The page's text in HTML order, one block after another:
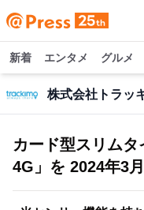
新着 エンタメ グルメ
株式会社トラッ
カード型スリム
4G」を 2024年3